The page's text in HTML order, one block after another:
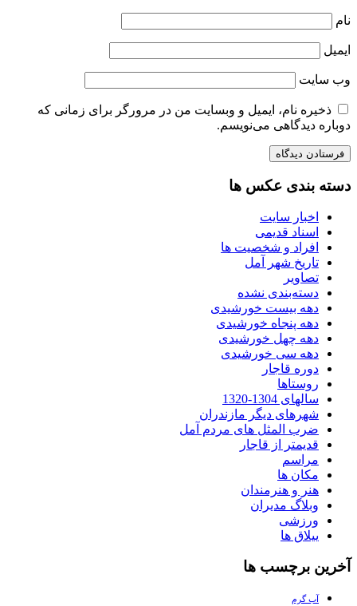
نام
ایمیل
وب‌ سایت
ذخیره نام، ایمیل و وبسایت من در مرورگر برای زمانی که
دوباره دیدگاهی می‌نویسم.
دسته بندی عکس ها
اخبار سایت
اسناد قدیمی
افراد و شخصیت ها
تاریخ شهر آمل
تصاویر
دسته‌بندی نشده
دهه بیست خورشیدی
دهه پنجاه خورشیدی
دهه چهل خورشیدی
دهه سی خورشیدی
دوره قاجار
روستاها
سالهای 1304-1320
شهرهای دیگر مازندران
ضرب المثل های مردم آمل
قدیمتر از قاجار
مراسم
مکان ها
هنر و هنرمندان
وبلاگ مدیران
ورزشی
ییلاق ها
آخرین برچسب ها
آب گرم